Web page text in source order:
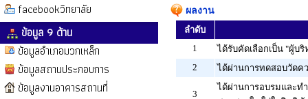
facebookวิทยาลัย
ข้อมูล 9 ด้าน
ข้อมูลอำเภอมวกเหล็ก
ข้อมูลสถานประกอบการ
ข้อมูลงานอาคารสถานที่
ผลงาน
ลำดับ
1
ได้รับคัดเลือกเป็น "ผู้บ
2
ได้ผ่านการทดสอบวัดค
3
ได้ผ่านการอบรมและท